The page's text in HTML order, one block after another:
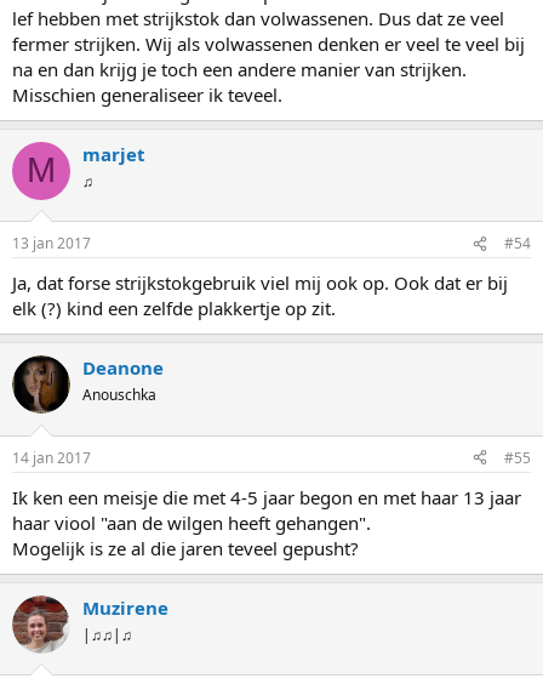
lef hebben met strijkstok dan volwassenen. Dus dat ze veel
fermer strijken. Wij als volwassenen denken er veel te veel bij
na en dan krijg je toch een andere manier van strijken.
Misschien generaliseer ik teveel.
M marjet
♫
13 jan 2017 #54
Ja, dat forse strijkstokgebruik viel mij ook op. Ook dat er bij
elk (?) kind een zelfde plakkertje op zit.
Deanone
Anouschka
14 jan 2017 #55
Ik ken een meisje die met 4-5 jaar begon en met haar 13 jaar
haar viool "aan de wilgen heeft gehangen".
Mogelijk is ze al die jaren teveel gepusht?
Muzirene
|♫♫|♫